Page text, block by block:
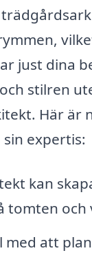
just dina
stilren
Här är
expertis:
kan
tomten
med att